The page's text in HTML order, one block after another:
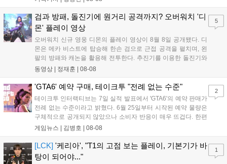
하는 몰입감 있는 서사와 조합을 구현하며 시리즈의 미래를 향한
새로운 가능성을 제시했다....
검과 방패, 돌진기에 원거리 공격까지? 오버워치 '디
몬' 플레이 영상
오버워치 신규 영웅 디몬의 플레이 영상이 8월 8일 공개됐다. 디
몬은 메카 비스트에 탑승해 한손 검으로 근접 공격을 펼치며, 왼
팔의 방패와 캐논을 활용해 전투한다. 추진기를 이용한 돌진기와
참격 형태의 궁극기를 보유했고, 메카 파괴 시 맨몸으로 기관총을
산의 영웅들 업데이트를 통해 정식 출시될 예정이다....
동영상 | 정재훈 | 08-08
5
'GTA6' 예약 구매, 테이크투 "전례 없는 수준"
테이크투 인터랙티브는 7일 실적 발표에서 'GTA6'의 예약 판매가
전례 없는 수준이라고 밝혔다. 6월 25일부터 시작된 예약 물량은
구체적으로 공개되지 않았으나 소비자 반응이 매우 뜨겁다. 한편
11월 19일 PS5와 Xbox 시리즈 X|S로 정식 출시될 예정이며, 록
상 'Grand Theft Auto VI: An Extended Look'을 최초 공개할 계획
이다....
게임뉴스 | 김병호 | 08-08
2
[LCK] '케리아', "T1의 고점 보는 플레이, 기본기가 바
탕이 되어야..."
1